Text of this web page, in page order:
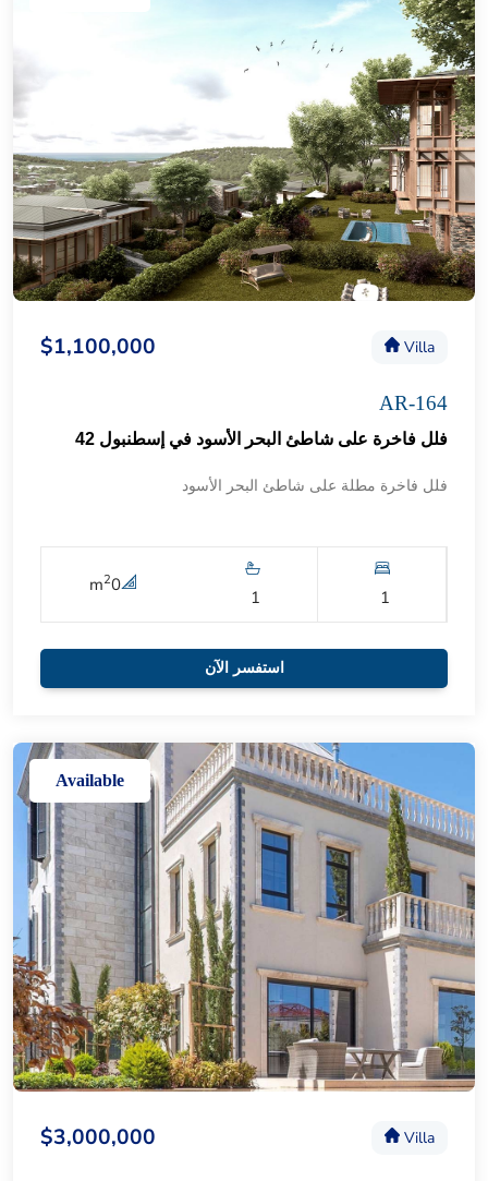
Villa
$1,100,000
AR-164
فلل فاخرة على شاطئ البحر الأسود في إسطنبول 42
فلل فاخرة مطلة على شاطئ البحر الأسود
1
1
0
m2
استفسر الآن
Available
Villa
$3,000,000